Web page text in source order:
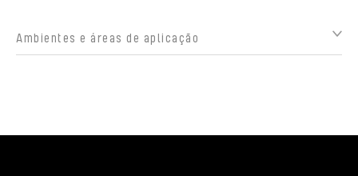
Ambientes e áreas de aplicação